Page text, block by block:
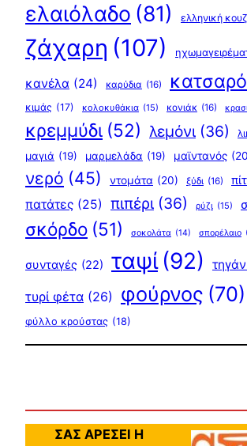
ελαιόλαδο (81) ελληνική
ζάχαρη (107)
κανέλα (24) καρύδια (16)
κιμάς (17) κολοκυθάκια (15) κονιάκ (16)
κρεμμύδι (52) λεμόνι (36)
μαγιά (19) μαρμελάδα (19) μαϊντανός
νερό (45) ντομάτα (20) ξύδι (16)
πατάτες (25) πιπέρι (36) ρύζι (15)
σκόρδο (51) σοκολάτα (14) σπορέλαιο
συνταγές (22) ταψί (92)
τυρί φέτα (26) φούρνος (70)
φύλλο κρούστας (18)
ΣΑΣ ΑΡΕΣΕΙ Η